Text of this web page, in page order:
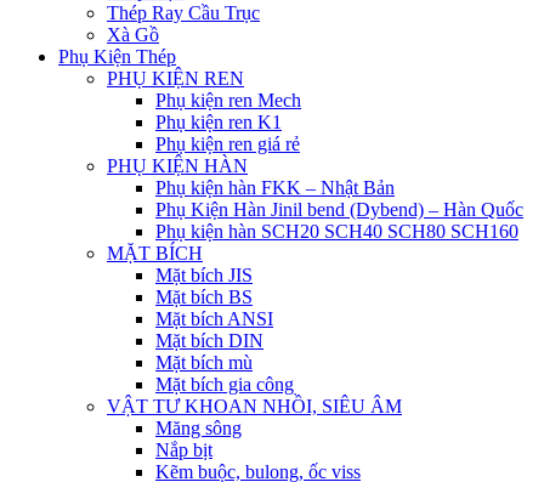
Thép Ray Cầu Trục
Xà Gồ
Phụ Kiện Thép
PHỤ KIỆN REN
Phụ kiện ren Mech
Phụ kiện ren K1
Phụ kiện ren giá rẻ
PHỤ KIỆN HÀN
Phụ kiện hàn FKK – Nhật Bản
Phụ Kiện Hàn Jinil bend (Dybend) – Hàn Quốc
Phụ kiện hàn SCH20 SCH40 SCH80 SCH160
MẶT BÍCH
Mặt bích JIS
Mặt bích BS
Mặt bích ANSI
Mặt bích DIN
Mặt bích mù
Mặt bích gia công
VẬT TƯ KHOAN NHỒI, SIÊU ÂM
Măng sông
Nắp bịt
Kẽm buộc, bulong, ốc viss